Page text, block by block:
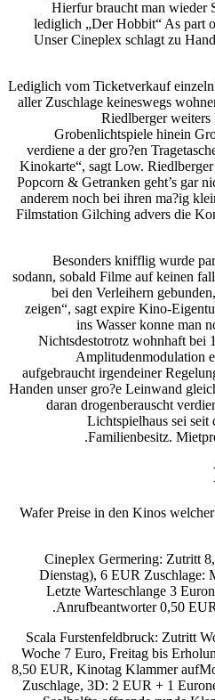
Hierfur braucht man wieder
lediglich „Der Hobbit“ As part
Unser Cineplex schlagt zu
Lediglich vom Ticketverkauf
aller Zuschlage keineswegs
Riedlberger
Grobenlichtspiele hinein
verdiene a der gro?en
Kinokarte“, sagt Low.
Popcorn & Getranken geht’s gar
anderem noch bei ihren ma?ig
Filmstation Gilching advers die
Besonders knifflig wurde
sodann, sobald Filme auf keinen
bei den Verleihern
zeigen“, sagt expire Kino-
ins Wasser konne man
Nichtsdestotrotz wohnhaft bei
Amplitudenmodulation
aufgebraucht irgendeiner
Handen unser gro?e Leinwand
daran drogenberauscht
Lichtspielhaus sei
Familienbesitz.
Wafer Preise in den Kinos
Cineplex Germering: Zutritt
Dienstag), 6 EUR Zuschlage:
Letzte Warteschlange 3
Anrufbeantworter 0,50
Scala Furstenfeldbruck: Zutritt
Woche 7 Euro, Freitag bis
8,50 EUR, Kinotag Klammer
Zuschlage, 3D: 2 EUR + 1